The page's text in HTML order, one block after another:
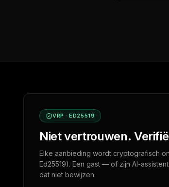
VRP · ED25519
Niet vertrouwen.
Elke aanbieding wordt cryptografisch
Ed25519). Een gast — of zijn AI-
dat niet bewijzen.